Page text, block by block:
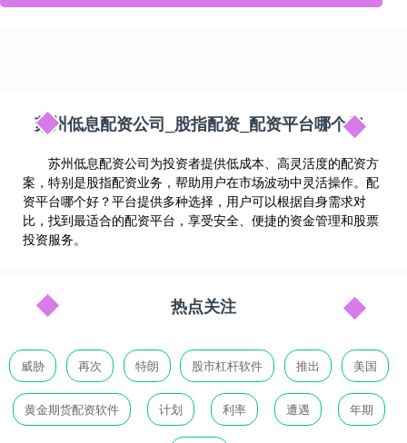
苏州低息配资公司_股指配资_配资平台哪个好
苏州低息配资公司为投资者提供低成本、高灵活度的配资方
案，特别是股指配资业务，帮助用户在市场波动中灵活操作。配
资平台哪个好？平台提供多种选择，用户可以根据自身需求对
比，找到最适合的配资平台，享受安全、便捷的资金管理和股票
投资服务。
热点关注
威胁 再次 特朗 股市杠杆软件 推出 美国
黄金期货配资软件 计划 利率 遭遇 年期